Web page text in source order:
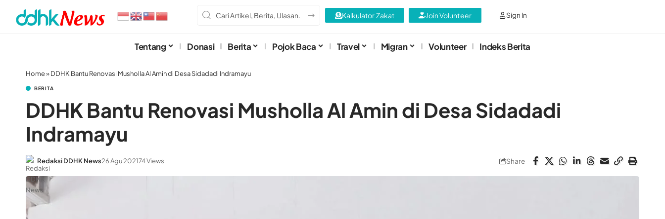
Sign In
Kalkulator Zakat Join Volunteer
Tentang Donasi Berita Pojok Baca Travel Migran Volunteer Indeks Berita
Home»DDHK Bantu Renovasi Musholla Al Amin di Desa Sidadadi Indramayu
BERITA
DDHK Bantu Renovasi Musholla Al Amin di Desa Sidadadi
Indramayu
Redaksi DDHK News26 Agu 202174 Views Share